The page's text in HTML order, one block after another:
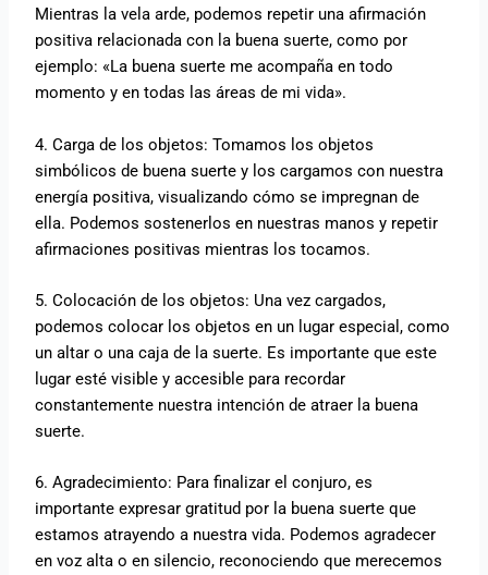
Mientras la vela arde, podemos repetir una afirmación
positiva relacionada con la buena suerte, como por
ejemplo: «La buena suerte me acompaña en todo
momento y en todas las áreas de mi vida».
4. Carga de los objetos: Tomamos los objetos
simbólicos de buena suerte y los cargamos con nuestra
energía positiva, visualizando cómo se impregnan de
ella. Podemos sostenerlos en nuestras manos y repetir
afirmaciones positivas mientras los tocamos.
5. Colocación de los objetos: Una vez cargados,
podemos colocar los objetos en un lugar especial, como
un altar o una caja de la suerte. Es importante que este
lugar esté visible y accesible para recordar
constantemente nuestra intención de atraer la buena
suerte.
6. Agradecimiento: Para finalizar el conjuro, es
importante expresar gratitud por la buena suerte que
estamos atrayendo a nuestra vida. Podemos agradecer
en voz alta o en silencio, reconociendo que merecemos